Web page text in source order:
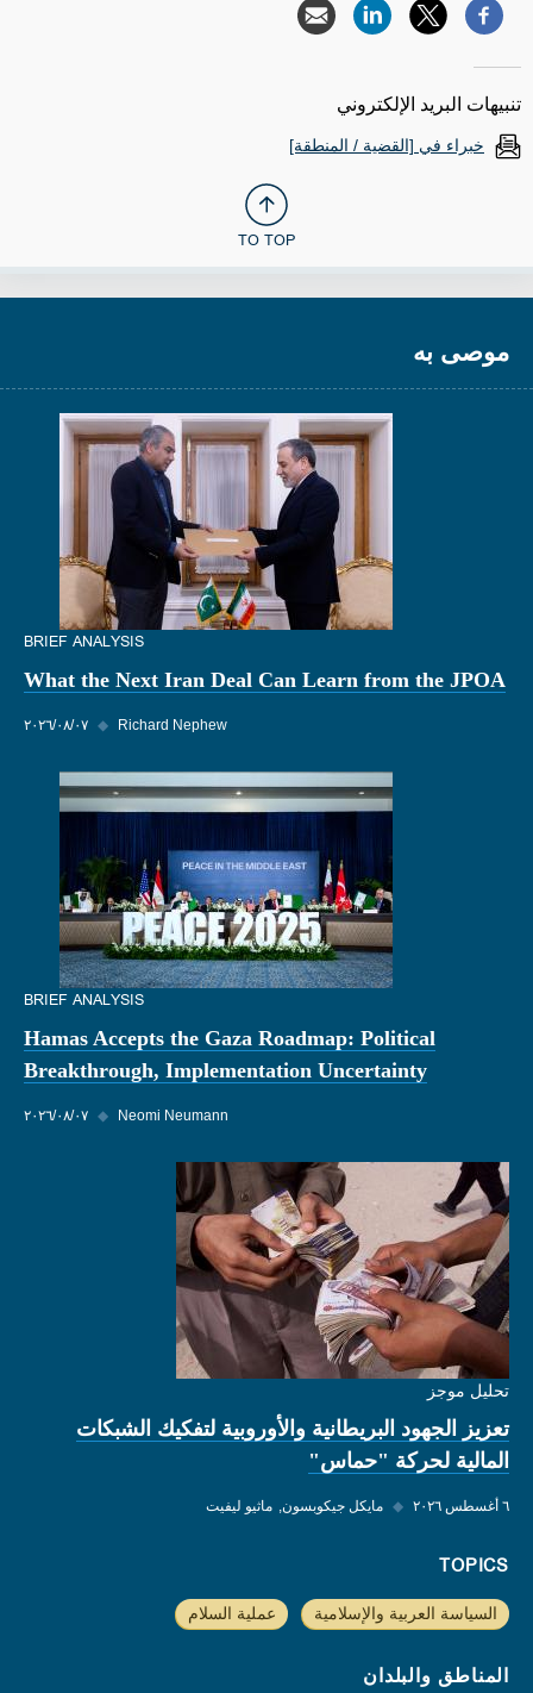
تنبيهات البريد الإلكتروني
خبراء في [القضية / المنطقة]
TO TOP
موصى به
BRIEF ANALYSIS
What the Next Iran Deal Can Learn from the JPOA
٠٧‏/٠٨‏/٢٠٢٦ ◆ Richard Nephew
BRIEF ANALYSIS
Hamas Accepts the Gaza Roadmap: Political
Breakthrough, Implementation Uncertainty
٠٧‏/٠٨‏/٢٠٢٦ ◆ Neomi Neumann
تحليل موجز
تعزيز الجهود البريطانية والأوروبية لتفكيك الشبكات
المالية لحركة "حماس"
٦ أغسطس ٢٠٢٦ ◆ مايكل جيكوبسون ماثيو ليفيت
TOPICS
السياسة العربية والإسلامية عملية السلام
المناطق والبلدان